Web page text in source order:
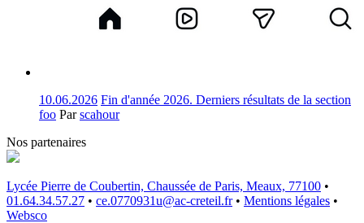
10.06.2026 Fin d'année 2026. Derniers résultats de la section
foo Parscahour
Nos partenaires
Lycée Pierre de Coubertin, Chaussée de Paris, Meaux, 77100 •
01.64.34.57.27 • ce.0770931u@ac-creteil.fr • Mentions légales •
Websco